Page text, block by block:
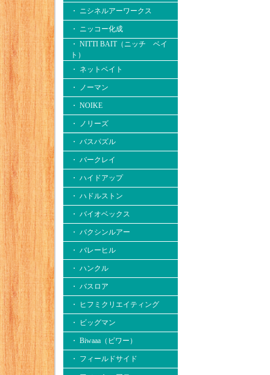
・ ニシネルアーワークス
・ ニッコー化成
・ NITTI BAIT（ニッチ ベイ
ト）
・ ネットベイト
・ ノーマン
・ NOIKE
・ ノリーズ
・ バスパズル
・ バークレイ
・ ハイドアップ
・ ハドルストン
・ バイオベックス
・ バクシンルアー
・ バレーヒル
・ ハンクル
・ バスロア
・ ヒフミクリエイティング
・ ビッグマン
・ Biwaaa（ビワー）
・ フィールドサイド